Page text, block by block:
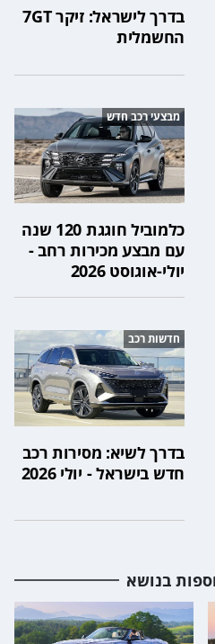
בדרך לישראל: זיקר 7GT
החשמלית
מבצעי רכב חדש
כלמוביל חוגגת 120 שנה
עם מבצע מכירות רחב -
יולי-אוגוסט 2026
חדשות רכב
בדרך לשיא: מסירות רכב
חדש בישראל - יולי 2026
בנושא